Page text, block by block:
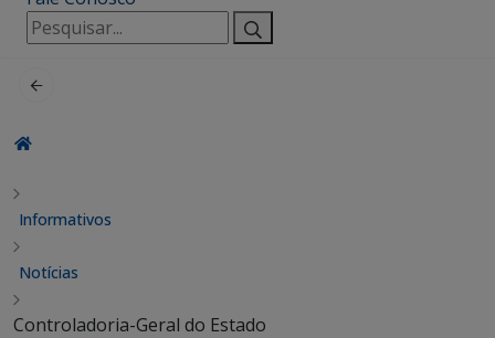
Pesquisar
por:
Informativos
Notícias
Controladoria-Geral do Estado